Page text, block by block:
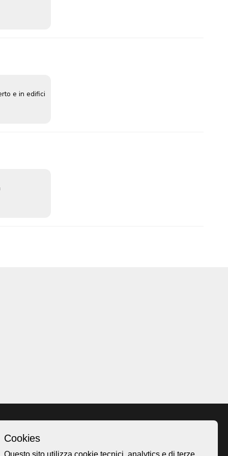
e in edifici
Homepage
Cookies
Questo sito utilizza cookie tecnici, analytics e di terze